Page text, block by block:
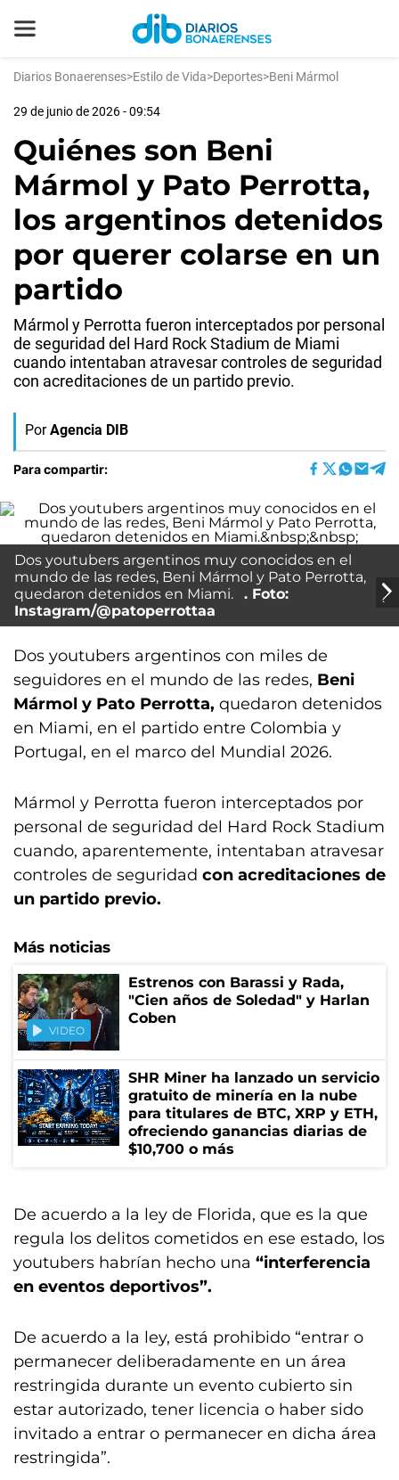
Diarios Bonaerenses>Estilo de Vida>Deportes>Beni Mármol
29 de junio de 2026 - 09:54
Quiénes son Beni
Mármol y Pato Perrotta,
los argentinos detenidos
por querer colarse en un
partido
Mármol y Perrotta fueron interceptados por personal
de seguridad del Hard Rock Stadium de Miami
cuando intentaban atravesar controles de seguridad
con acreditaciones de un partido previo.
Por Agencia DIB
Para compartir:
Dos youtubers argentinos muy conocidos en el
mundo de las redes, Beni Mármol y Pato Perrotta,
quedaron detenidos en Miami.
Foto:
Instagram/@patoperrottaa
Dos youtubers argentinos con miles de
seguidores en el mundo de las redes, Beni
Mármol y Pato Perrotta, quedaron detenidos
en Miami, en el partido entre Colombia y
Portugal, en el marco del Mundial 2026.
Mármol y Perrotta fueron interceptados por
personal de seguridad del Hard Rock Stadium
cuando, aparentemente, intentaban atravesar
controles de seguridad con acreditaciones de
un partido previo.
Más noticias
VIDEO
Estrenos con Barassi y Rada,
"Cien años de Soledad" y Harlan
Coben
SHR Miner ha lanzado un servicio
gratuito de minería en la nube
para titulares de BTC, XRP y ETH,
ofreciendo ganancias diarias de
$10,700 o más
De acuerdo a la ley de Florida, que es la que
regula los delitos cometidos en ese estado, los
youtubers habrían hecho una “interferencia
en eventos deportivos”.
De acuerdo a la ley, está prohibido “entrar o
permanecer deliberadamente en un área
restringida durante un evento cubierto sin
estar autorizado, tener licencia o haber sido
invitado a entrar o permanecer en dicha área
restringida”.